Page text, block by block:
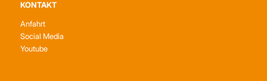
KONTAKT
Anfahrt
Social Media
Youtube